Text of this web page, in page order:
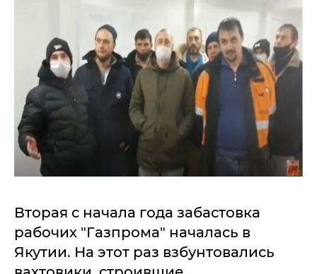
Вторая с начала года забастовка
рабочих "Газпрома" началась в
Якутии. На этот раз взбунтовались